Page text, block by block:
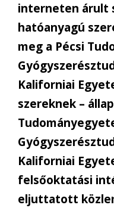
interneten árult
hatóanyagú
meg a Pécsi
Kaliforniai
szereknek –
Kaliforniai
felsőoktatási
eljuttatott